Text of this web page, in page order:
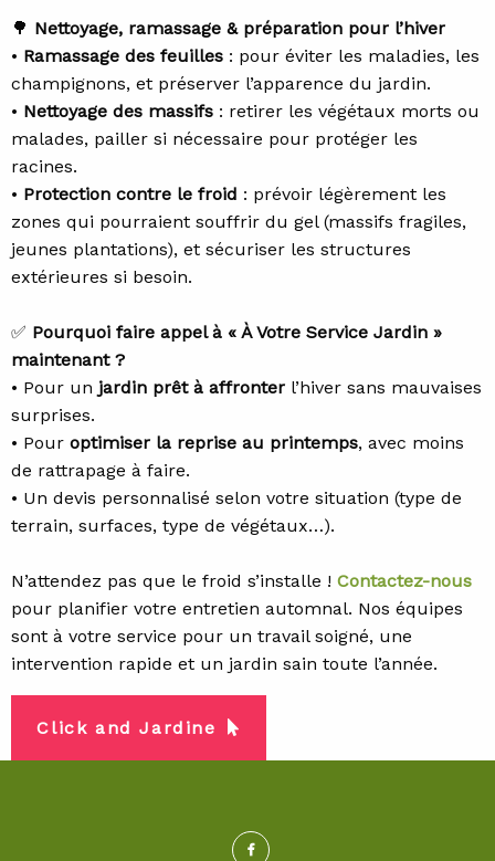
🌳 Nettoyage, ramassage & préparation pour l’hiver
• Ramassage des feuilles : pour éviter les maladies, les
champignons, et préserver l’apparence du jardin.
• Nettoyage des massifs : retirer les végétaux morts ou
malades, pailler si nécessaire pour protéger les
racines.
• Protection contre le froid : prévoir légèrement les
zones qui pourraient souffrir du gel (massifs fragiles,
jeunes plantations), et sécuriser les structures
extérieures si besoin.
✅ Pourquoi faire appel à « À Votre Service Jardin »
maintenant ?
• Pour un jardin prêt à affronter l’hiver sans mauvaises
surprises.
• Pour optimiser la reprise au printemps, avec moins
de rattrapage à faire.
• Un devis personnalisé selon votre situation (type de
terrain, surfaces, type de végétaux…).
N’attendez pas que le froid s’installe ! Contactez-nous
pour planifier votre entretien automnal. Nos équipes
sont à votre service pour un travail soigné, une
intervention rapide et un jardin sain toute l’année.
Click and Jardine